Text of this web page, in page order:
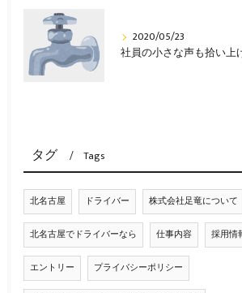
2020/05/23
社員の小さな声も拾い上
タグ Tags
北名古屋 ドライバー 株式会社足竜について
北名古屋でドライバーなら 仕事内容 採用情
エントリー プライバシーポリシー